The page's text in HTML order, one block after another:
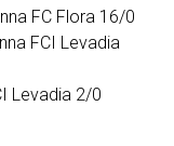
FC Flora 16/0
FCI Levadia
Levadia 2/0